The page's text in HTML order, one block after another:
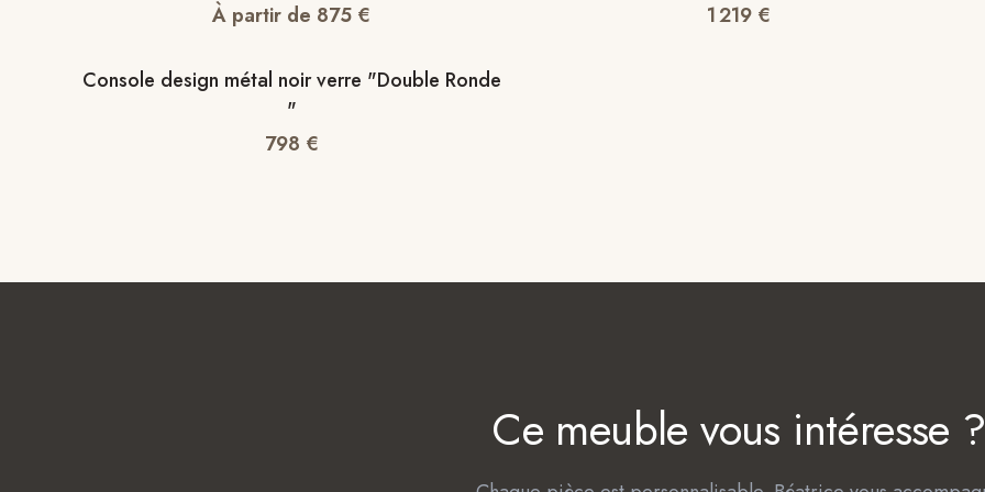
À partir de 875 € 1 219€
Console design métal noir verre "Double Ronde
"
798 €
Ce meuble vous intéresse ?